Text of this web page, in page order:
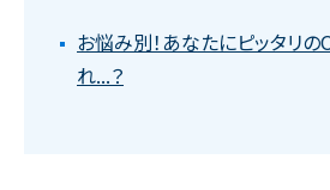
お悩み別！あなたにピッタリ
れ...？